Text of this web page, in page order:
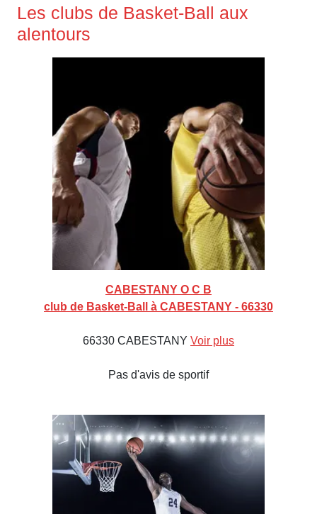
Les clubs de Basket-Ball aux
alentours
CABESTANY O C B
club de Basket-Ball à CABESTANY - 66330
66330 CABESTANY Voir plus
Pas d'avis de sportif